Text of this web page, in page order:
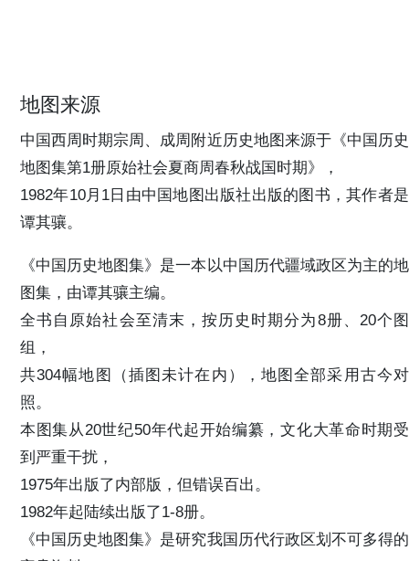
地图来源
中国西周时期宗周、成周附近历史地图来源于《中国历史
地图集第1册原始社会夏商周春秋战国时期》，
1982年10月1日由中国地图出版社出版的图书，其作者是
谭其骧。
《中国历史地图集》是一本以中国历代疆域政区为主的地
图集，由谭其骧主编。
全书自原始社会至清末，按历史时期分为8册、20个图
组，
共304幅地图（插图未计在内），地图全部采用古今对
照。
本图集从20世纪50年代起开始编纂，文化大革命时期受
到严重干扰，
1975年出版了内部版，但错误百出。
1982年起陆续出版了1-8册。
《中国历史地图集》是研究我国历代行政区划不可多得的